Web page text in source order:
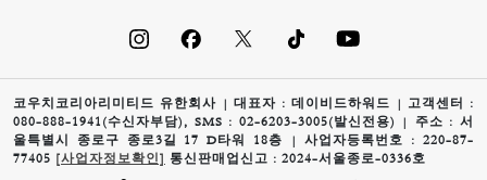
코우치코리아리미티드 유한회사 | 대표자 : 데이비드하워드 | 고객센터 :
080-888-1941(수신자부담), SMS : 02-6203-3005(발신전용) | 주소 : 서
울특별시 종로구 종로3길 17 D타워 18층 | 사업자등록번호 : 220-87-
77405
[사업자정보확인] 통신판매업신고 : 2024-서울종로-0336호